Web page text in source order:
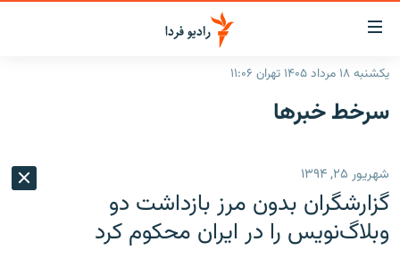
لینک‌های
قابلیت
دسترسی
بازگشت
اصلی
رفتن
صفحه
ایران
رادیو
انتخاب کنید و بشنوید
پادکست
یکشنبه ۱۸ مرداد ۱۴۰۵ تهران ۱۱:۰۶
سرخط‌ خبرها
شهریور ۲۵, ۱۳۹۴
گزارشگران بدون مرز بازداشت دو
وبلاگ‌نویس را در ایران محکوم کرد